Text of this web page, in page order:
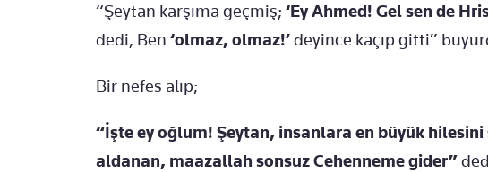
“Şeytan karşıma geçmiş; ‘Ey Ahmed! Gel sen de
dedi, Ben ‘olmaz, olmaz!’deyince kaçıp gitti”
Bir nefes alıp;
“İşte ey oğlum! Şeytan, insanlara en büyük hilesini
aldanan, maazallah sonsuz Cehenneme gider”